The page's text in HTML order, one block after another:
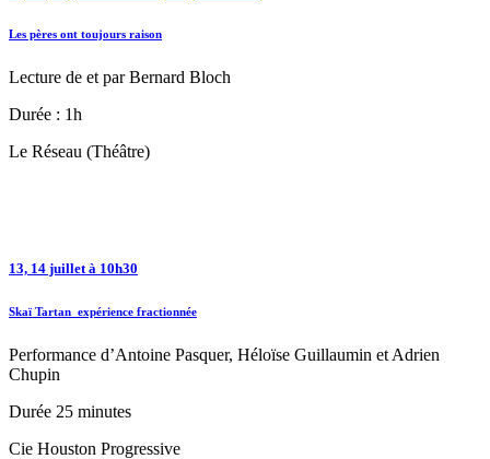
Les pères ont toujours raison
Lecture de et par Bernard Bloch
Durée : 1h
Le Réseau (Théâtre)
13, 14 juillet à 10h30
Skaï Tartan_expérience fractionnée
Performance d’Antoine Pasquer, Héloïse Guillaumin et Adrien
Chupin
Durée 25 minutes
Cie Houston Progressive